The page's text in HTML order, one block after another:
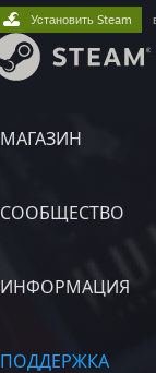
МАГАЗИН
СООБЩЕСТВО
ИНФОРМАЦИЯ
ПОДДЕРЖКА
Установить Steam